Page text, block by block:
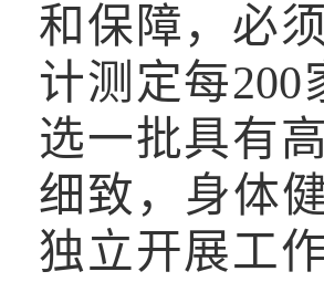
和保障，必
计测定每200
选一批具有
细致，身体
独立开展工